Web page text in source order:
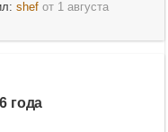
shefот 1 августа
года